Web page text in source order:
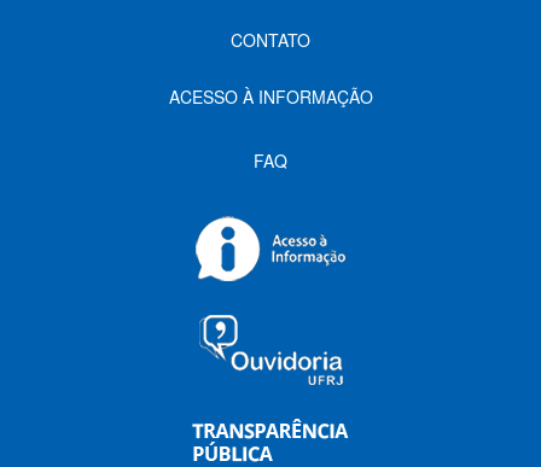
CONTATO
ACESSO À INFORMAÇÃO
FAQ